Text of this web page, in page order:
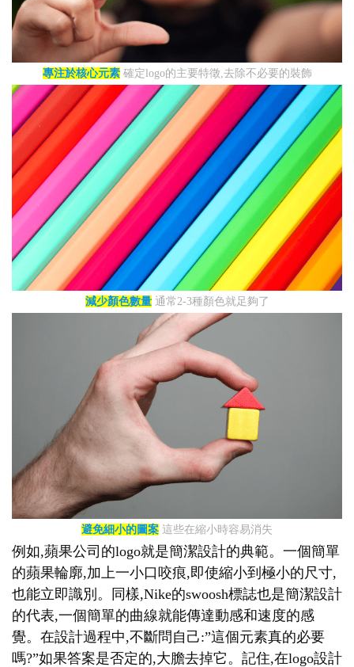
專注於核心元素確定logo的主要特徵,去除不必要的裝飾
減少顏色數量通常2-3種顏色就足夠了
避免細小的圖案 這些在縮小時容易消失
例如,蘋果公司的logo就是簡潔設計的典範。一個簡單
的蘋果輪廓,加上一小口咬痕,即使縮小到極小的尺寸,
也能立即識別。同樣,Nike的swoosh標誌也是簡潔設計
的代表,一個簡單的曲線就能傳達動感和速度的感
覺。在設計過程中,不斷問自己:”這個元素真的必要
嗎?”如果答案是否定的,大膽去掉它。記住,在logo設計